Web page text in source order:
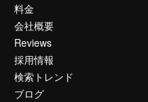
料金
会社概要
Reviews
採用情報
検索トレンド
ブログ